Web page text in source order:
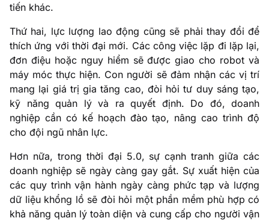
tiến khác.
Thứ hai, lực lượng lao động cũng sẽ phải thay đổi để
thích ứng với thời đại mới. Các công việc lặp đi lặp lại,
đơn điệu hoặc nguy hiểm sẽ được giao cho robot và
máy móc thực hiện. Con người sẽ đảm nhận các vị trí
mang lại giá trị gia tăng cao, đòi hỏi tư duy sáng tạo,
kỹ năng quản lý và ra quyết định. Do đó, doanh
nghiệp cần có kế hoạch đào tạo, nâng cao trình độ
cho đội ngũ nhân lực.
Hơn nữa, trong thời đại 5.0, sự cạnh tranh giữa các
doanh nghiệp sẽ ngày càng gay gắt. Sự xuất hiện của
các quy trình vận hành ngày càng phức tạp và lượng
dữ liệu khổng lồ sẽ đòi hỏi một phần mềm phù hợp có
khả năng quản lý toàn diện và cung cấp cho người vận